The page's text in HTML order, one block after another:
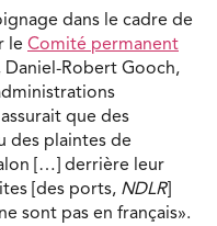
dans le cadre de
le Comité permanent
Daniel-Robert Gooch,
assurait que des
des plaintes de
[…] derrière leur
[des ports, NDLR]
sont pas en français».